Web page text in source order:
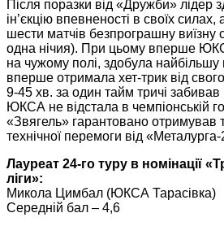
Після поразки від «Дружби» лідер
ін’єкцію впевненості в своїх
шести матчів безпрограшну виїзну
одна нічия). При цьому вперше
на чужому полі, здобула найбільшу
вперше отримала хет-трик від
9-45 хв. за один тайм тричі
ЮКСА не відстала в чемпіонській
«Звягель» гарантовано отримував
технічної перемоги від «Металурга-
Лауреат 24-го туру в номінації
ліги»:
Микола Цимбал (ЮКСА Тарасівка)
Середній бал – 4,6